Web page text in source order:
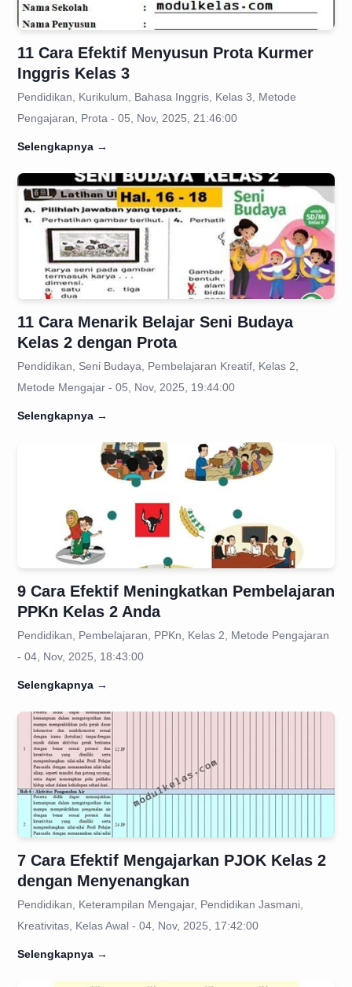
11 Cara Efektif Menyusun Prota Kurmer
Inggris Kelas 3
Pendidikan, Kurikulum, Bahasa Inggris, Kelas 3, Metode
Pengajaran, Prota - 05, Nov, 2025, 21:46:00
Selengkapnya →
11 Cara Menarik Belajar Seni Budaya
Kelas 2 dengan Prota
Pendidikan, Seni Budaya, Pembelajaran Kreatif, Kelas 2,
Metode Mengajar - 05, Nov, 2025, 19:44:00
Selengkapnya →
9 Cara Efektif Meningkatkan Pembelajaran
PPKn Kelas 2 Anda
Pendidikan, Pembelajaran, PPKn, Kelas 2, Metode Pengajaran
- 04, Nov, 2025, 18:43:00
Selengkapnya →
7 Cara Efektif Mengajarkan PJOK Kelas 2
dengan Menyenangkan
Pendidikan, Keterampilan Mengajar, Pendidikan Jasmani,
Kreativitas, Kelas Awal - 04, Nov, 2025, 17:42:00
Selengkapnya →